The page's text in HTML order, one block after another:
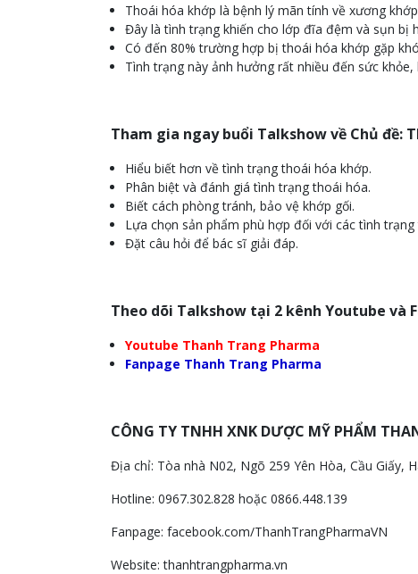
Thoái hóa khớp là bệnh lý mãn tính về xương
Đây là tình trạng khiến cho lớp đĩa đệm và sụn bị
Có đến 80% trường hợp bị thoái hóa khớp gặp
Tình trạng này ảnh hưởng rất nhiều đến sức
Tham gia ngay buổi Talkshow về Chủ đề:
Hiểu biết hơn về tình trạng thoái hóa khớp.
Phân biệt và đánh giá tình trạng thoái hóa.
Biết cách phòng tránh, bảo vệ khớp gối.
Lựa chọn sản phẩm phù hợp đối với các tình
Đặt câu hỏi để bác sĩ giải đáp.
Theo dõi Talkshow tại 2 kênh Youtube và
Youtube Thanh Trang Pharma
Fanpage Thanh Trang Pharma
CÔNG TY TNHH XNK DƯỢC MỸ PHẨM
Địa chỉ: Tòa nhà N02, Ngõ 259 Yên Hòa, Cầu Giấy,
Hotline: 0967.302.828 hoặc 0866.448.139
Fanpage: facebook.com/ThanhTrangPharmaVN
Website: thanhtrangpharma.vn